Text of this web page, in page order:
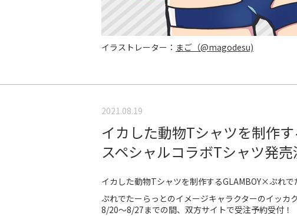
イラストレーター： まご（@magodesu)
2021.08.19
イカした動物Tシャツを制作
スペシャルコラボTシャツ発売
イカした動物Tシャツを制作するGLAMBOY×ぷれ
ぷれでたーらっとのイメージキャラクターのイッカ
8/20～8/27までの間、双方サイトで受注予約受付！